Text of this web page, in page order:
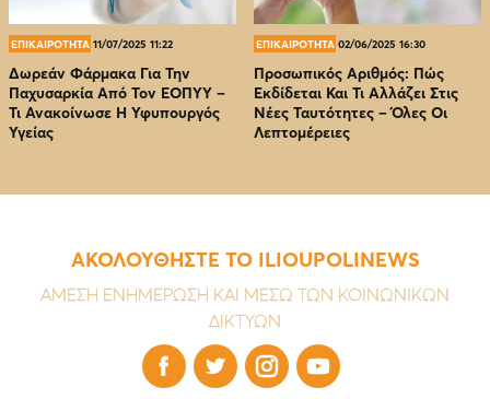
ΕΠΙΚΑΙΡΟΤΗΤΑ 11/07/2025 11:22
Δωρεάν Φάρμακα Για Την
Παχυσαρκία Από Τον EOΠΥΥ –
Τι Ανακοίνωσε Η Υφυπουργός
Υγείας
ΕΠΙΚΑΙΡΟΤΗΤΑ 02/06/2025 16:30
Προσωπικός Αριθμός: Πώς
Εκδίδεται Και Τι Αλλάζει Στις
Νέες Ταυτότητες – Όλες Οι
Λεπτομέρειες
ΑΚΟΛΟΥΘΗΣΤΕ ΤΟ ILIOUPOLINEWS
ΑΜΕΣΗ ΕΝΗΜΕΡΩΣΗ ΚΑΙ ΜΕΣΩ ΤΩΝ ΚΟΙΝΩΝΙΚΩΝ
ΔΙΚΤΥΩΝ
   